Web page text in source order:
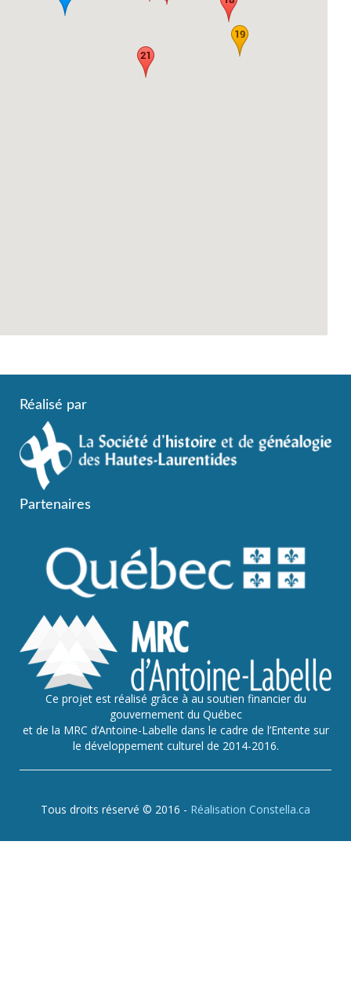
Réalisé par
Partenaires
Ce projet est réalisé grâce à au soutien financier du
gouvernement du Québec
et de la MRC d’Antoine-Labelle dans le cadre de l’Entente sur
le développement culturel de 2014-2016.
Tous droits réservé © 2016 - Réalisation Constella.ca